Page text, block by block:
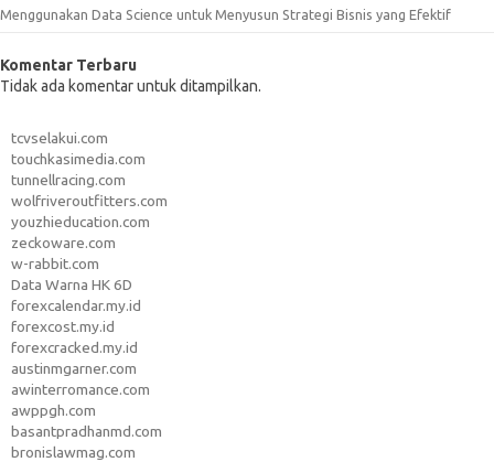
Menggunakan Data Science untuk Menyusun Strategi Bisnis yang Efektif
Komentar Terbaru
Tidak ada komentar untuk ditampilkan.
tcvselakui.com
touchkasimedia.com
tunnellracing.com
wolfriveroutfitters.com
youzhieducation.com
zeckoware.com
w-rabbit.com
Data Warna HK 6D
forexcalendar.my.id
forexcost.my.id
forexcracked.my.id
austinmgarner.com
awinterromance.com
awppgh.com
basantpradhanmd.com
bronislawmag.com